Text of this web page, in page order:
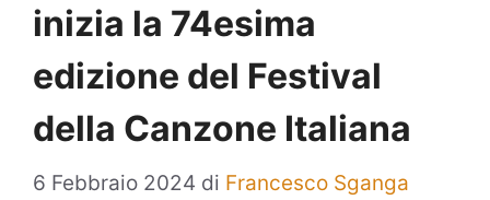
inizia la 74esima
edizione del Festival
della Canzone Italiana
6 Febbraio 2024 di Francesco Sganga